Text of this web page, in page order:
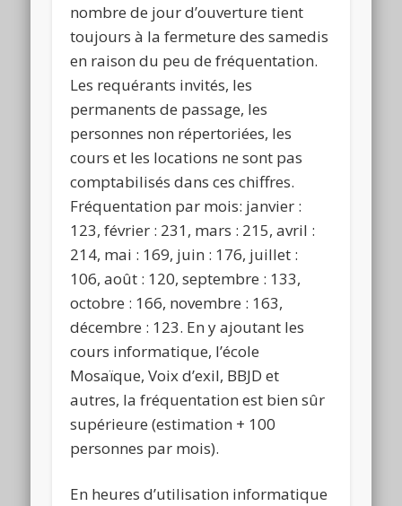
nombre de jour d’ouverture tient
toujours à la fermeture des samedis
en raison du peu de fréquentation.
Les requérants invités, les
permanents de passage, les
personnes non répertoriées, les
cours et les locations ne sont pas
comptabilisés dans ces chiffres.
Fréquentation par mois: janvier :
123, février : 231, mars : 215, avril :
214, mai : 169, juin : 176, juillet :
106, août : 120, septembre : 133,
octobre : 166, novembre : 163,
décembre : 123. En y ajoutant les
cours informatique, l’école
Mosaïque, Voix d’exil, BBJD et
autres, la fréquentation est bien sûr
supérieure (estimation + 100
personnes par mois).
En heures d’utilisation informatique